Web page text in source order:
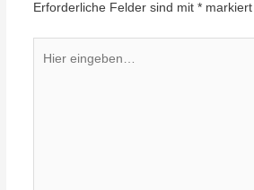
Erforderliche Felder sind mit *markiert
eingeben…